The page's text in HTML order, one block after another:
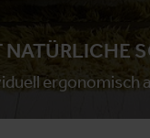
NATÜRLICHE
ergonomisch